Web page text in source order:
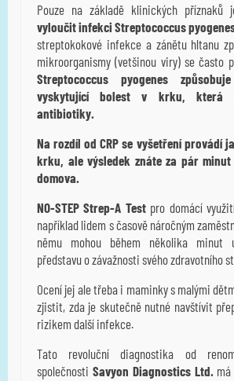
Pouze na základě klinických příznaků
vyloučit infekci Streptococcus
streptokokové infekce a zánětu hltanu
mikroorganismy (vetšinou viry) se často
Streptococcus pyogenes
vyskytující bolest v krku, která
antibiotiky.
Na rozdíl od CRP se vyšetření provádí
krku, ale výsledek znáte za pár
domova.
NO-STEP Strep-A Testpro domácí
například lidem s časově náročným
němu mohou během několika minut
představu o závažnosti svého zdravotního
Ocení jej ale třeba i maminky s malými
zjistit, zda je skutečně nutné navštívit
rizikem další infekce.
Tato revoluční diagnostika od
společnosti Savyon Diagnostics Ltd.